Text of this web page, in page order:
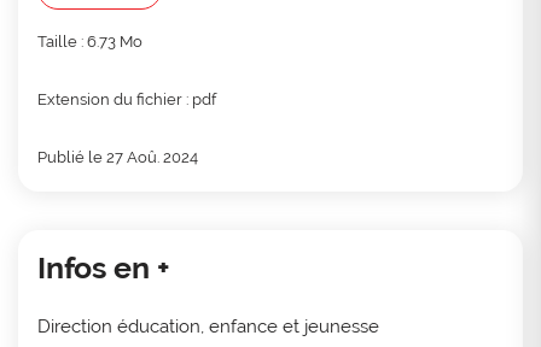
Taille : 6.73 Mo
Extension du fichier : pdf
Publié le 27 Aoû. 2024
Infos en +
Direction éducation, enfance et jeunesse